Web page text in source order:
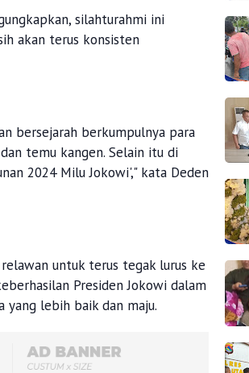
silahturahmi ini
akan terus konsisten
bersejarah berkumpulnya para
temu kangen. Selain itu di
2024 Milu Jokowi'," kata Deden
untuk terus tegak lurus ke
Presiden Jokowi dalam
yang lebih baik dan maju.